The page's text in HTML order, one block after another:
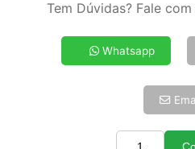
4x de R$ 8,31
5x de R$ 6,74
Tem Dúvidas? Fale
Whatsapp